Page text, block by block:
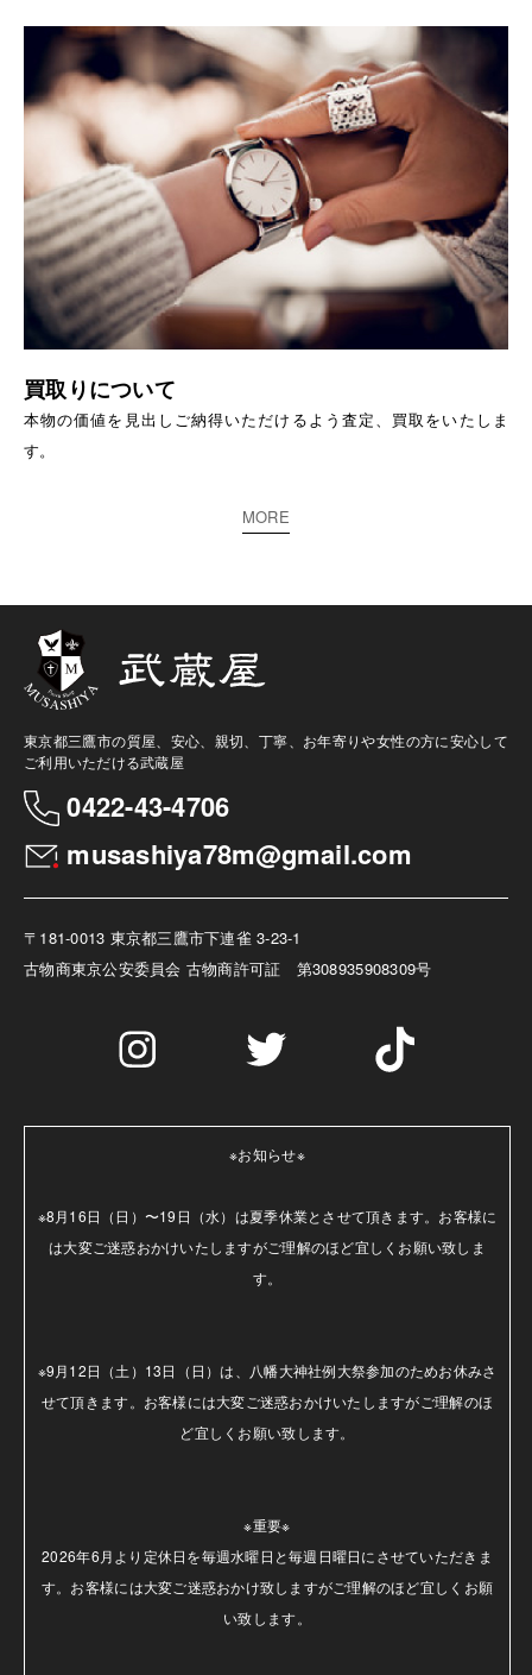
買取りについて
本物の価値を見出しご納得いただけるよう査定、買取をいたしま
す。
MORE
東京都三鷹市の質屋、安心、親切、丁寧、お年寄りや女性の方に安心して
ご利用いただける武蔵屋
0422-43-4706
musashiya78m@gmail.com
〒181-0013 東京都三鷹市下連雀 3-23-1
古物商東京公安委員会 古物商許可証 第308935908309号
※お知らせ※
※8月16日（日）〜19日（水）は夏季休業とさせて頂きます。お客様に
は大変ご迷惑おかけいたしますがご理解のほど宜しくお願い致しま
す。
※9月12日（土）13日（日）は、八幡大神社例大祭参加のためお休みさ
せて頂きます。お客様には大変ご迷惑おかけいたしますがご理解のほ
ど宜しくお願い致します。
※重要※
2026年6月より定休日を毎週水曜日と毎週日曜日にさせていただきま
す。お客様には大変ご迷惑おかけ致しますがご理解のほど宜しくお願
い致します。